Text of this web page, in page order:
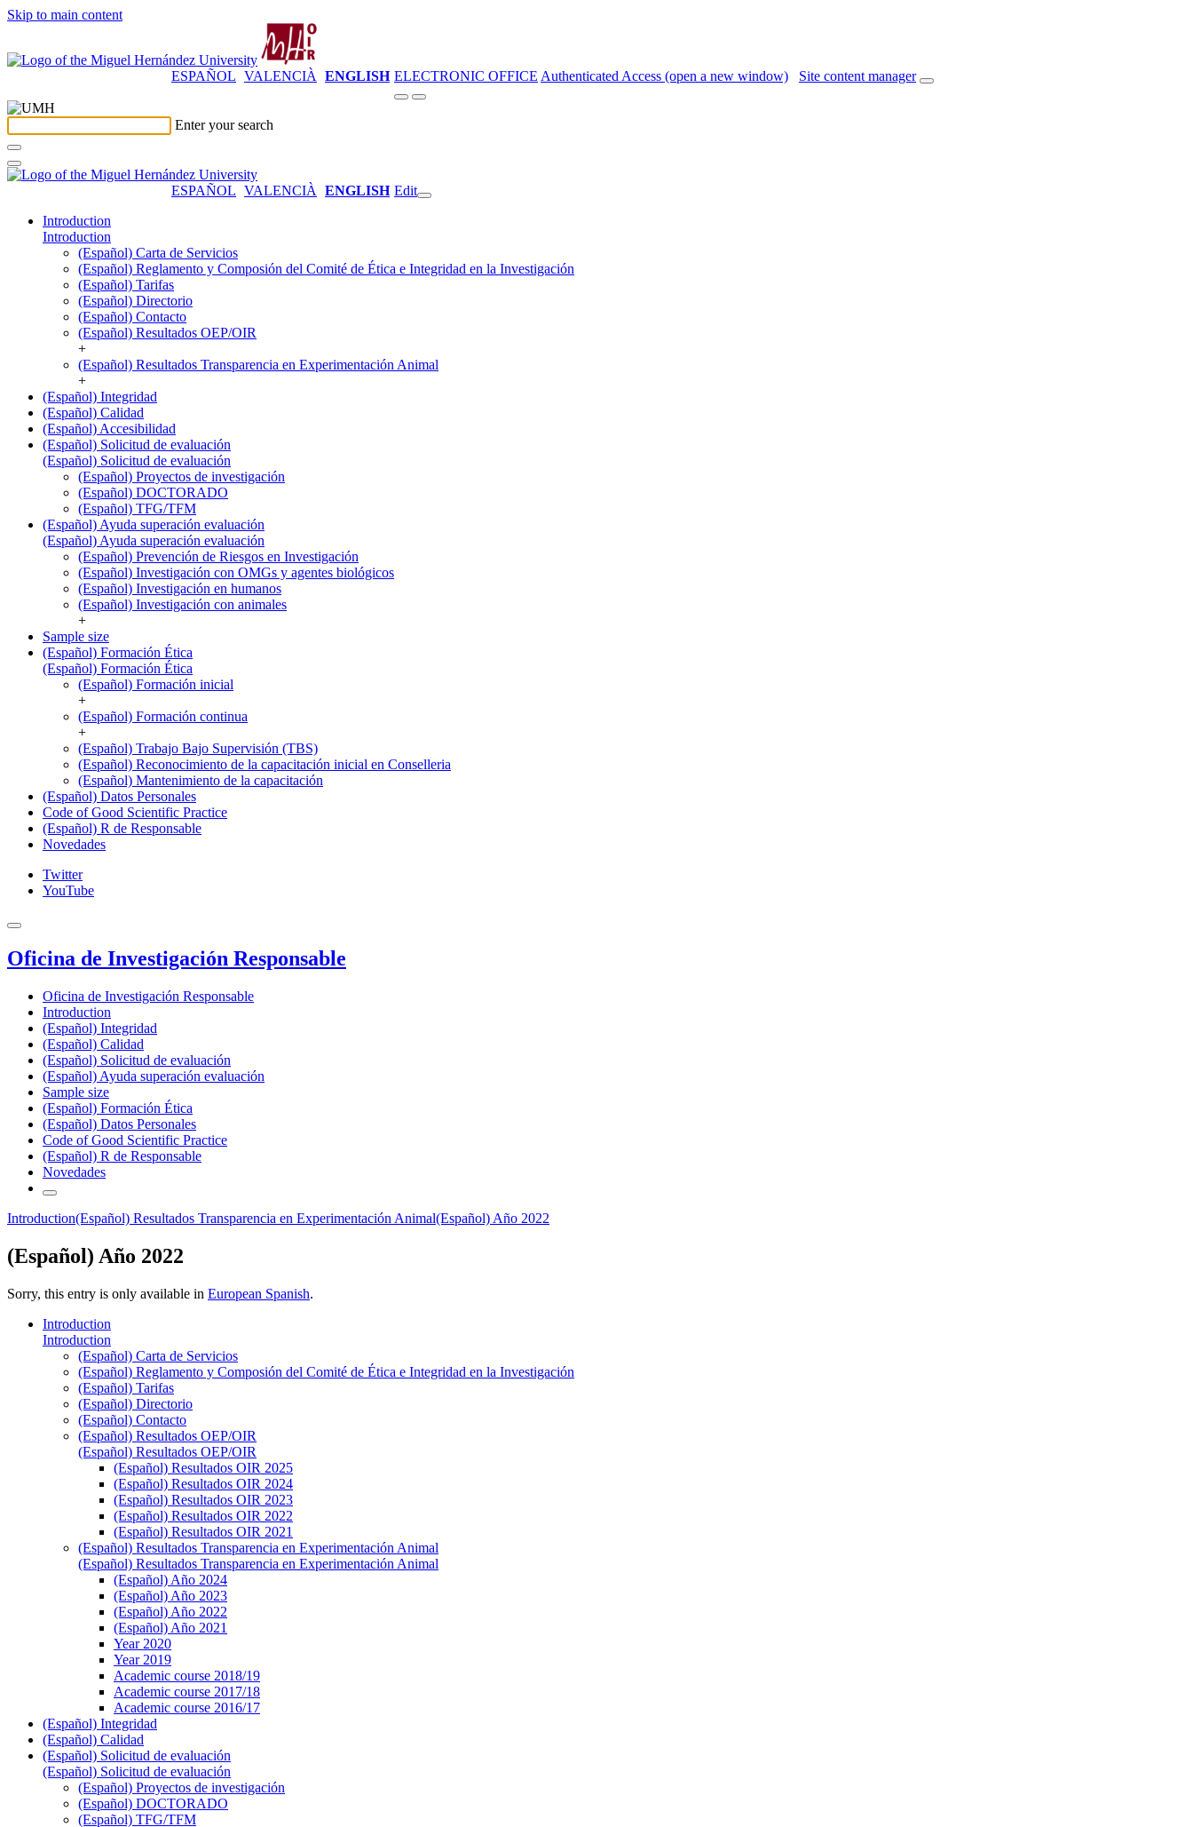
Skip to main content
ESPAÑOL VALENCIÀ ENGLISH ELECTRONIC OFFICE Authenticated Access (open a new window) Site content manager
Enter your search
ESPAÑOL VALENCIÀ ENGLISH Edit
Introduction
Introduction
(Español) Carta de Servicios
(Español) Reglamento y Composión del Comité de Ética e Integridad en la Investigación
(Español) Tarifas
(Español) Directorio
(Español) Contacto
(Español) Resultados OEP/OIR
+
(Español) Resultados Transparencia en Experimentación Animal
+
(Español) Integridad
(Español) Calidad
(Español) Accesibilidad
(Español) Solicitud de evaluación
(Español) Solicitud de evaluación
(Español) Proyectos de investigación
(Español) DOCTORADO
(Español) TFG/TFM
(Español) Ayuda superación evaluación
(Español) Ayuda superación evaluación
(Español) Prevención de Riesgos en Investigación
(Español) Investigación con OMGs y agentes biológicos
(Español) Investigación en humanos
(Español) Investigación con animales
+
Sample size
(Español) Formación Ética
(Español) Formación Ética
(Español) Formación inicial
+
(Español) Formación continua
+
(Español) Trabajo Bajo Supervisión (TBS)
(Español) Reconocimiento de la capacitación inicial en Conselleria
(Español) Mantenimiento de la capacitación
(Español) Datos Personales
Code of Good Scientific Practice
(Español) R de Responsable
Novedades
Twitter
YouTube
Oficina de Investigación Responsable
Oficina de Investigación Responsable
Introduction
(Español) Integridad
(Español) Calidad
(Español) Solicitud de evaluación
(Español) Ayuda superación evaluación
Sample size
(Español) Formación Ética
(Español) Datos Personales
Code of Good Scientific Practice
(Español) R de Responsable
Novedades
Introduction(Español) Resultados Transparencia en Experimentación Animal(Español) Año 2022
(Español) Año 2022
Sorry, this entry is only available in European Spanish.
Introduction
Introduction
(Español) Carta de Servicios
(Español) Reglamento y Composión del Comité de Ética e Integridad en la Investigación
(Español) Tarifas
(Español) Directorio
(Español) Contacto
(Español) Resultados OEP/OIR
(Español) Resultados OEP/OIR
(Español) Resultados OIR 2025
(Español) Resultados OIR 2024
(Español) Resultados OIR 2023
(Español) Resultados OIR 2022
(Español) Resultados OIR 2021
(Español) Resultados Transparencia en Experimentación Animal
(Español) Resultados Transparencia en Experimentación Animal
(Español) Año 2024
(Español) Año 2023
(Español) Año 2022
(Español) Año 2021
Year 2020
Year 2019
Academic course 2018/19
Academic course 2017/18
Academic course 2016/17
(Español) Integridad
(Español) Calidad
(Español) Solicitud de evaluación
(Español) Solicitud de evaluación
(Español) Proyectos de investigación
(Español) DOCTORADO
(Español) TFG/TFM